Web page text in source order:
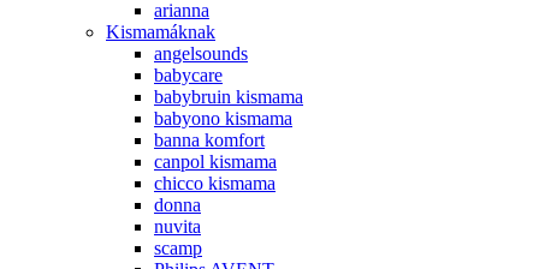
arianna
Kismamáknak
angelsounds
babycare
babybruin kismama
babyono kismama
banna komfort
canpol kismama
chicco kismama
donna
nuvita
scamp